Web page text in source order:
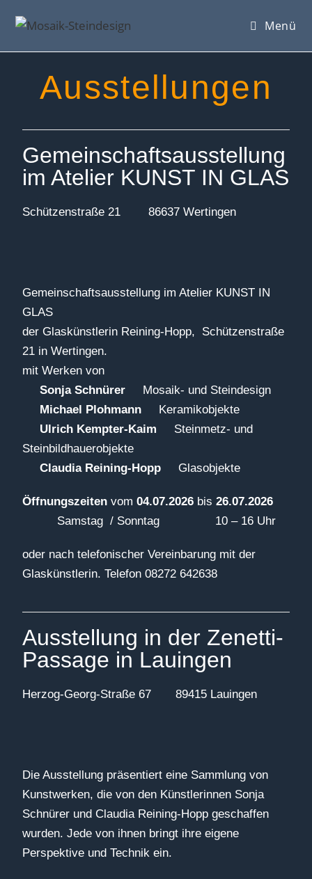
Menü
Ausstellungen
Gemeinschaftsausstellung
im Atelier KUNST IN GLAS
Schützenstraße 21 86637 Wertingen
Gemeinschaftsausstellung im Atelier KUNST IN
GLAS
der Glaskünstlerin Reining-Hopp, Schützenstraße
21 in Wertingen.
mit Werken von
Sonja Schnürer Mosaik- und Steindesign
Michael Plohmann Keramikobjekte
Ulrich Kempter-Kaim Steinmetz- und
Steinbildhauerobjekte
Claudia Reining-Hopp Glasobjekte
Öffnungszeitenvom04.07.2026 bis26.07.2026
Samstag / Sonntag 10 – 16 Uhr
oder nach telefonischer Vereinbarung mit der
Glaskünstlerin. Telefon 08272 642638
Ausstellung in der Zenetti-
Passage in Lauingen
Herzog-Georg-Straße 67 89415 Lauingen
Die Ausstellung präsentiert eine Sammlung von
Kunstwerken, die von den Künstlerinnen Sonja
Schnürer und Claudia Reining-Hopp geschaffen
wurden. Jede von ihnen bringt ihre eigene
Perspektive und Technik ein.